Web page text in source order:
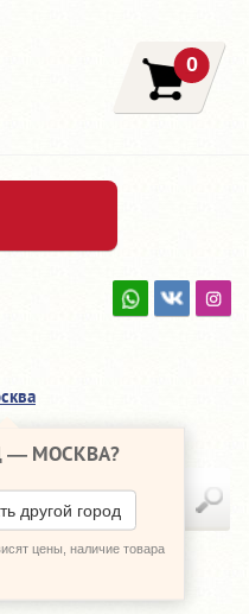
0
— МОСКВА?
другой город
цены, наличие товара